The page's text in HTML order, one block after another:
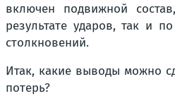
включен подвижной
результате ударов, так и
столкновений.
Итак, какие выводы можно
потерь?